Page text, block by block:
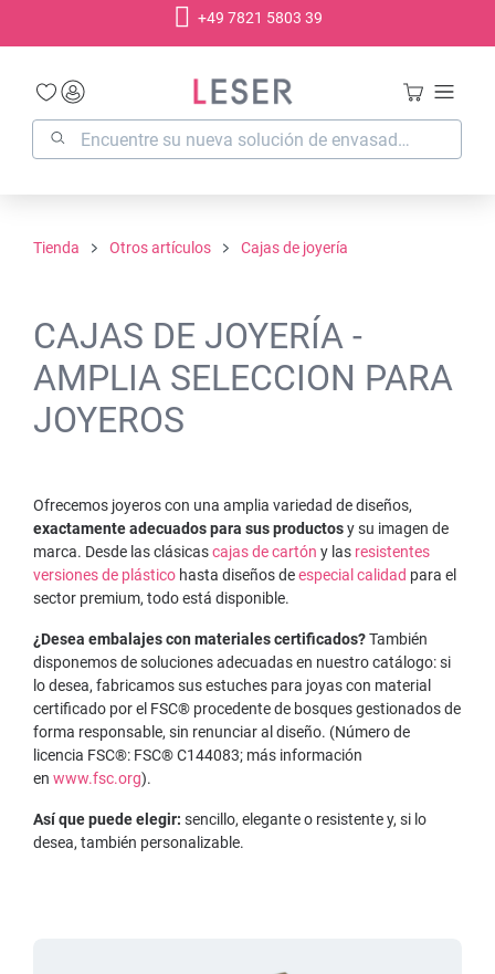
+49 7821 5803 39
Tienda Otros artículos Cajas de joyería
CAJAS DE JOYERÍA -
AMPLIA SELECCION PARA
JOYEROS
Ofrecemos joyeros con una amplia variedad de diseños,
exactamente adecuados para sus productosy su imagen de
marca. Desde las clásicascajas de cartón y las resistentes
versiones de plástico hasta diseños deespecial calidad para el
sector premium, todo está disponible.
¿Desea embalajes con materiales certificados?También
disponemos de soluciones adecuadas en nuestro catálogo: si
lo desea, fabricamos sus estuches para joyas con material
certificado por el FSC® procedente de bosques gestionados de
forma responsable, sin renunciar al diseño. (Número de
licencia FSC®: FSC® C144083; más información
en www.fsc.org).
Así que puede elegir: sencillo, elegante o resistente y, si lo
desea, también personalizable.